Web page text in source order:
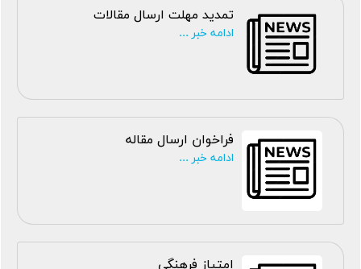
تمدید مهلت ارسال مقالات
ادامه خبر ...
فراخوان ارسال مقاله
ادامه خبر ...
امتیاز فرهنگی